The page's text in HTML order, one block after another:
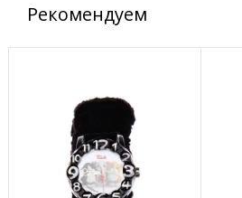
Рекомендуем